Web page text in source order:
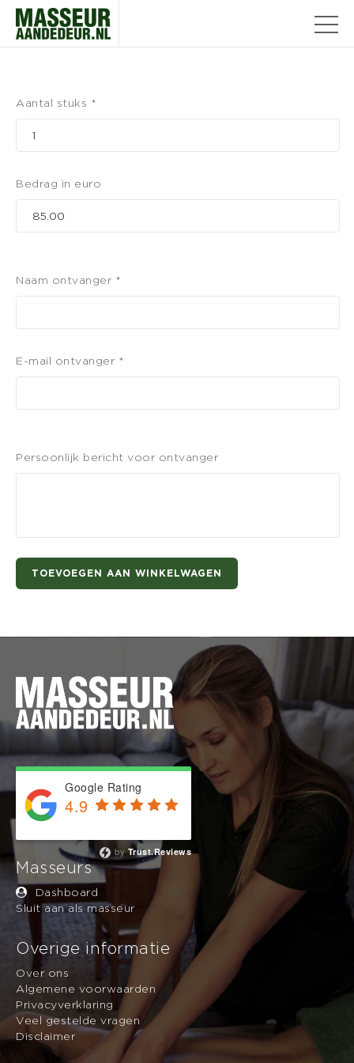
Aantal stuks *
Bedrag in euro
Naam ontvanger *
E-mail ontvanger *
Persoonlijk bericht voor ontvanger
TOEVOEGEN AAN WINKELWAGEN
Google Rating
4.9
byTrust.Reviews
Masseurs
Dashboard
Sluit aan als masseur
Overige informatie
Over ons
Algemene voorwaarden
Privacyverklaring
Veel gestelde vragen
Disclaimer